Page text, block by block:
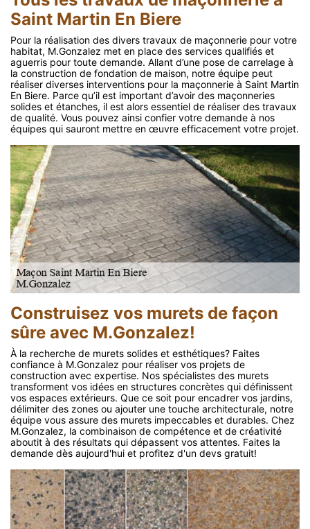
Saint Martin En Biere
Pour la réalisation des divers travaux de maçonnerie pour votre
habitat, M.Gonzalez met en place des services qualifiés et
aguerris pour toute demande. Allant d’une pose de carrelage à
la construction de fondation de maison, notre équipe peut
réaliser diverses interventions pour la maçonnerie à Saint Martin
En Biere. Parce qu’il est important d’avoir des maçonneries
solides et étanches, il est alors essentiel de réaliser des travaux
de qualité. Vous pouvez ainsi confier votre demande à nos
équipes qui sauront mettre en œuvre efficacement votre projet.
Construisez vos murets de façon
sûre avec M.Gonzalez!
À la recherche de murets solides et esthétiques? Faites
confiance à M.Gonzalez pour réaliser vos projets de
construction avec expertise. Nos spécialistes des murets
transforment vos idées en structures concrètes qui définissent
vos espaces extérieurs. Que ce soit pour encadrer vos jardins,
délimiter des zones ou ajouter une touche architecturale, notre
équipe vous assure des murets impeccables et durables. Chez
M.Gonzalez, la combinaison de compétence et de créativité
aboutit à des résultats qui dépassent vos attentes. Faites la
demande dès aujourd'hui et profitez d'un devs gratuit!